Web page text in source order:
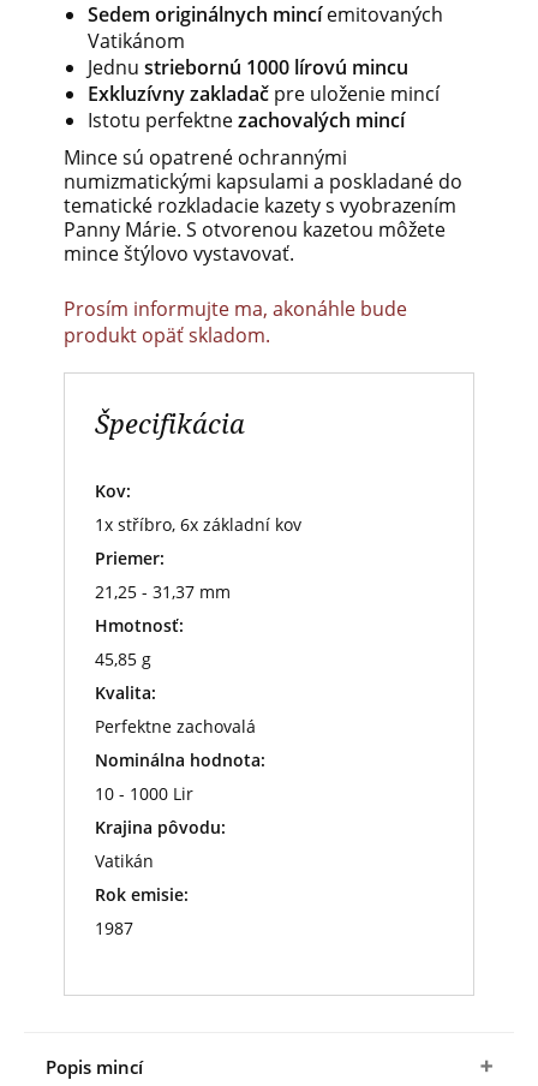
Sedem originálnych mincíemitovaných
Vatikánom
Jednu striebornú 1000 lírovú mincu
Exkluzívny zakladač pre uloženie mincí
Istotu perfektnezachovalých mincí
Mince sú opatrené ochrannými
numizmatickými kapsulami a poskladané do
tematické rozkladacie kazety s vyobrazením
Panny Márie. S otvorenou kazetou môžete
mince štýlovo vystavovať.
Prosím informujte ma, akonáhle bude
produkt opäť skladom.
Špecifikácia
Kov:
1x stříbro, 6x základní kov
Priemer:
21,25 - 31,37 mm
Hmotnosť:
45,85 g
Kvalita:
Perfektne zachovalá
Nominálna hodnota:
10 - 1000 Lir
Krajina pôvodu:
Vatikán
Rok emisie:
1987
Popis mincí